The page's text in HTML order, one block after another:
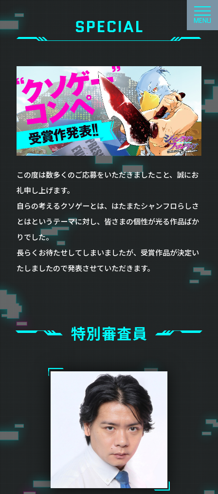
SPECIAL
この度は数多くのご応募をいただきましたこと、誠にお
礼申し上げます。
自らの考えるクソゲーとは、はたまたシャンフロらしさ
とはというテーマに対し、皆さまの個性が光る作品ばか
りでした。
長らくお待たせしてしまいましたが、受賞作品が決定い
たしましたので発表させていただきます。
特別審査員